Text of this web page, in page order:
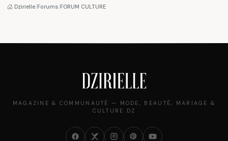
pièce mode de l'été
Dzirielle/Forums/FORUM CULTURE
MAGAZINE & COMMUNAUTÉ — MODE, BEAUTÉ, MARIAGE &
CULTURE DZ